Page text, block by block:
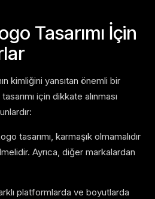
Tasarımı İçin
kimliğini yansıtan önemli bir
için dikkate alınması
tasarımı, karmaşık olmamalıdır
Ayrıca, diğer markalardan
platformlarda ve boyutlarda